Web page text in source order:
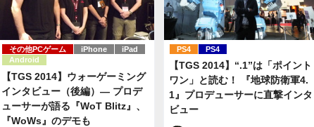
その他PCゲーム iPhone
iPad
Android
【TGS 2014】ウォーゲーミング
インタビュー（後編）― プロデ
ューサーが語る『WoT Blitz』、
『WoWs』のデモも
PS4 PS4
【TGS 2014】“.1”は「ポイント
ワン」と読む！ 『地球防衛軍4.
1』プロデューサーに直撃インタ
ビュー